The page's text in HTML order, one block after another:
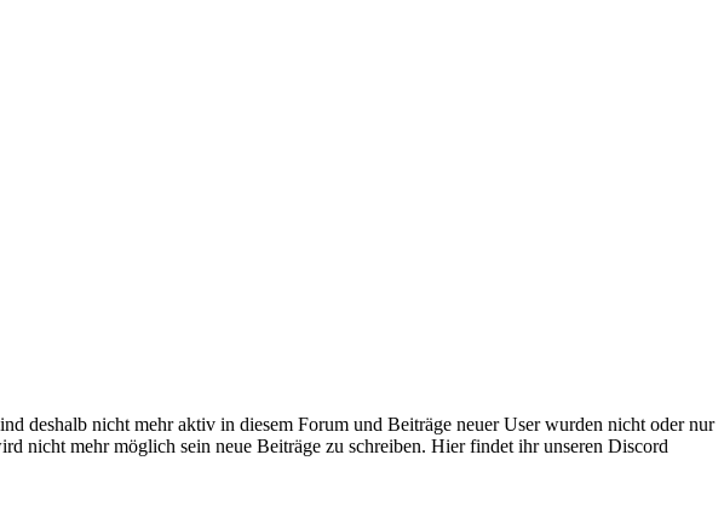
deshalb nicht mehr aktiv in diesem Forum und Beiträge neuer User wurden nicht oder nur
nicht mehr möglich sein neue Beiträge zu schreiben. Hier findet ihr unseren Discord